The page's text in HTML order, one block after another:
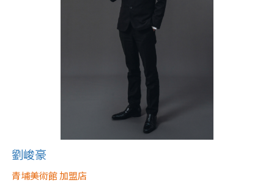
劉峻豪
青埔美術館 加盟店